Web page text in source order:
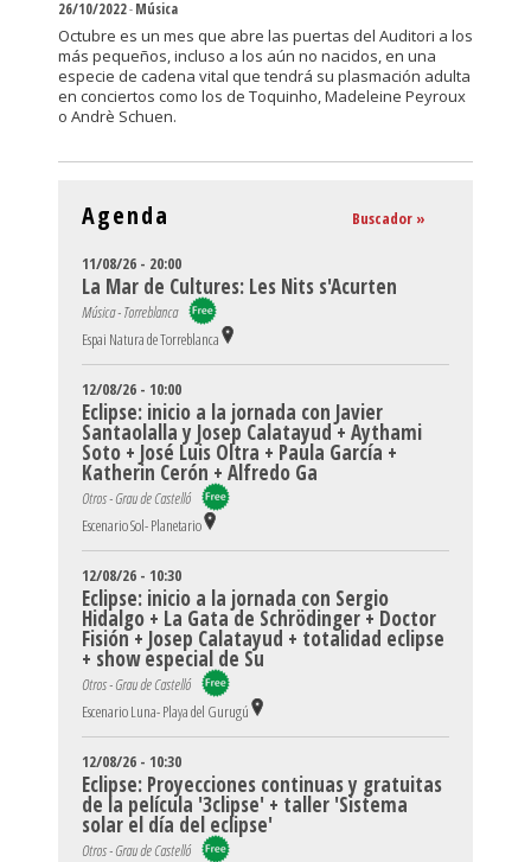
26/10/2022-Música
Octubre es un mes que abre las puertas del Auditori a los
más pequeños, incluso a los aún no nacidos, en una
especie de cadena vital que tendrá su plasmación adulta
en conciertos como los de Toquinho, Madeleine Peyroux
o Andrè Schuen.
Agenda Buscador »
11/08/26 - 20:00
La Mar de Cultures: Les Nits s'Acurten
Música - Torreblanca
Espai Natura de Torreblanca
12/08/26 - 10:00
Eclipse: inicio a la jornada con Javier
Santaolalla y Josep Calatayud + Aythami
Soto + José Luis Oltra + Paula García +
Katherin Cerón + Alfredo Ga
Otros - Grau de Castelló
Escenario Sol- Planetario
12/08/26 - 10:30
Eclipse: inicio a la jornada con Sergio
Hidalgo + La Gata de Schrödinger + Doctor
Fisión + Josep Calatayud + totalidad eclipse
+ show especial de Su
Otros - Grau de Castelló
Escenario Luna- Playa del Gurugú
12/08/26 - 10:30
Eclipse: Proyecciones continuas y gratuitas
de la película '3clipse' + taller 'Sistema
solar el día del eclipse'
Otros - Grau de Castelló